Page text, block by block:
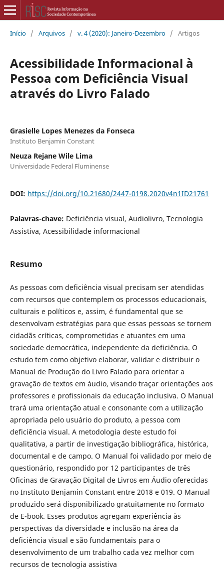
Início / Arquivos / v. 4 (2020): Janeiro-Dezembro / Artigos
Acessibilidade Informacional à
Pessoa com Deficiência Visual
através do Livro Falado
Grasielle Lopes Menezes da Fonseca
Instituto Benjamin Constant
Neuza Rejane Wile Lima
Universidade Federal Fluminense
DOI: https://doi.org/10.21680/2447-0198.2020v4n1ID21761
Palavras-chave: Deficiência visual, Audiolivro, Tecnologia
Assistiva, Acessibilidade informacional
Resumo
As pessoas com deficiência visual precisam ser atendidas
com recursos que contemplem os processos educacionais,
culturais e políticos e, assim, é fundamental que se
desenvolvam estratégias para que essas pessoas se tornem
cidadãs críticas, comprometidas e atuantes em uma
sociedade democrática, independente da deficiência. O
estudo tem como objetivo elaborar, validar e distribuir o
Manual de Produção do Livro Falado para orientar a
gravação de textos em áudio, visando traçar orientações aos
professores e profissionais da educação inclusiva. O Manual
trará uma orientação atual e consonante com a utilização
apropriada pelo usuário do produto, a pessoa com
deficiência visual. A metodologia deste estudo foi
qualitativa, a partir de investigação bibliográfica, histórica,
documental e de campo. O Manual foi validado por meio de
questionário, respondido por 12 participantes de três
Oficinas de Gravação Digital de Livros em Áudio oferecidas
no Instituto Benjamin Constant entre 2018 e 019. O Manual
produzido será disponibilizado gratuitamente no formato
de E-book. Esses produtos agregam experiência às
perspectivas da diversidade e inclusão na área da
deficiência visual e são fundamentais para o
desenvolvimento de um trabalho cada vez melhor com
recursos de tecnologia assistiva